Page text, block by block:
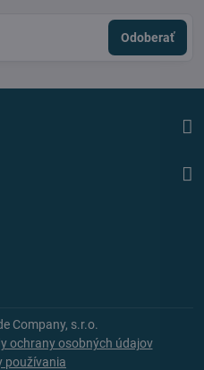
Odoberať
Company, s.r.o.
ochrany osobných údajov
používania